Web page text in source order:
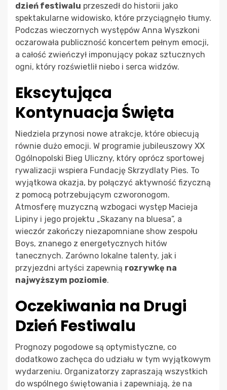
dzień festiwalu przeszedł do historii jako
spektakularne widowisko, które przyciągnęło tłumy.
Podczas wieczornych występów Anna Wyszkoni
oczarowała publiczność koncertem pełnym emocji,
a całość zwieńczył imponujący pokaz sztucznych
ogni, który rozświetlił niebo i serca widzów.
Ekscytująca
Kontynuacja Święta
Niedziela przynosi nowe atrakcje, które obiecują
równie dużo emocji. W programie jubileuszowy XX
Ogólnopolski Bieg Uliczny, który oprócz sportowej
rywalizacji wspiera Fundację Skrzydlaty Pies. To
wyjątkowa okazja, by połączyć aktywność fizyczną
z pomocą potrzebującym czworonogom.
Atmosferę muzyczną wzbogaci występ Macieja
Lipiny i jego projektu „Skazany na bluesa”, a
wieczór zakończy niezapomniane show zespołu
Boys, znanego z energetycznych hitów
tanecznych. Zarówno lokalne talenty, jak i
przyjezdni artyści zapewnią rozrywkę na
najwyższym poziomie.
Oczekiwania na Drugi
Dzień Festiwalu
Prognozy pogodowe są optymistyczne, co
dodatkowo zachęca do udziału w tym wyjątkowym
wydarzeniu. Organizatorzy zapraszają wszystkich
do wspólnego świętowania i zapewniają, że na